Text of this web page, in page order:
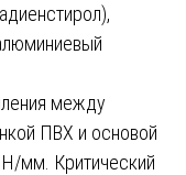
между
ПВХ и основой
мм. Критический